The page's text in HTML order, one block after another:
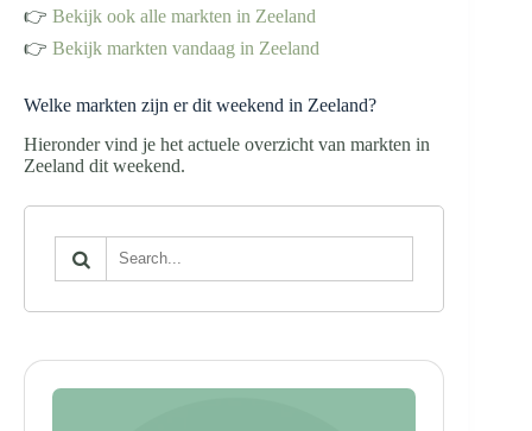
👉 Bekijk ook alle markten in Zeeland
👉 Bekijk markten vandaag in Zeeland
Welke markten zijn er dit weekend in Zeeland?
Hieronder vind je het actuele overzicht van markten in
Zeeland dit weekend.